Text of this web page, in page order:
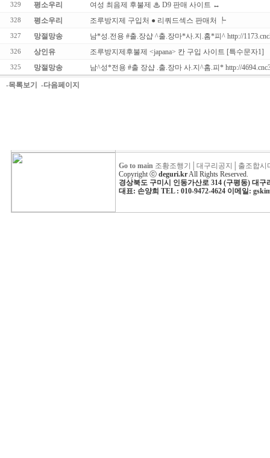
329 평소우리 여성 최음제 후불제 ♨ D9 판매 사이트 ↔
328 평소우리 조루방지제 구입처 ● 리쿼드섹스 판매처 ┡
327 망절망송 남*성.전용 #출.장샵 ^출.장마*사.지.홈*피^ http://
326 상인유 조루방지제후불제 <japana> 칸 구입 사이트 [특수문자1]
325 망절망송 남^성*전용 #출 장샵 .출.장마 사.지^홈.피* http://
-목록보기 -다음페이지
Go to main 조황조행기 대구리공지
출조합시
Copyright ⓒ deguri.krAll Rights Reserved.
경상북도 구미시 인동가산로 314 (구평동) 대구
대표: 손양희 TEL : 010-9472-4624 이메일: